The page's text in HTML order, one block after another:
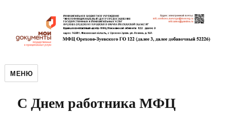
МЕНЮ
С Днем работника МФЦ